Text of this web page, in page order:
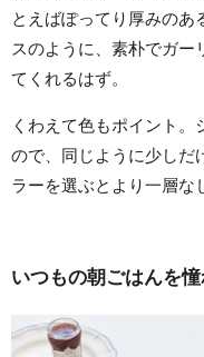
とえばぽってり厚みのあ
スのように、素朴でガー
てくれるはず。
くわえて色もポイント
ので、同じように少しだ
ラーを選ぶとより一層な
いつもの朝ごはんを